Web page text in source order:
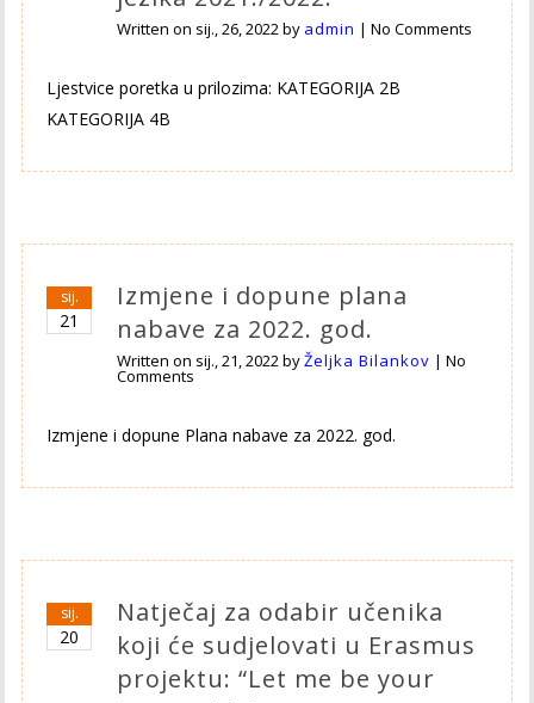
Written on sij., 26, 2022by admin |No Comments
Ljestvice poretka u prilozima: KATEGORIJA 2B
KATEGORIJA 4B
sij.
21
Izmjene i dopune plana
nabave za 2022. god.
Written on sij., 21, 2022byŽeljka Bilankov |No
Comments
Izmjene i dopune Plana nabave za 2022. god.
sij.
20
Natječaj za odabir učenika
koji će sudjelovati u Erasmus
projektu: “Let me be your